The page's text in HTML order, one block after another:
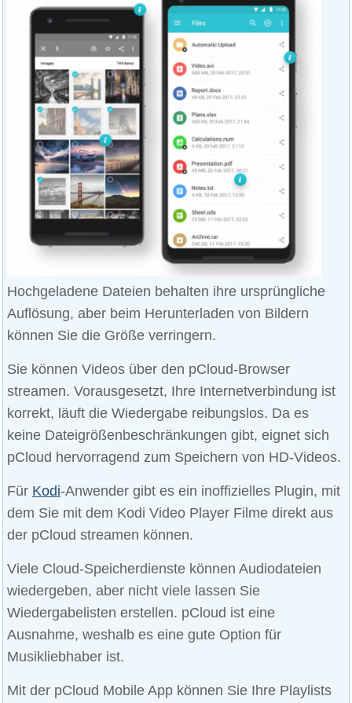
Hochgeladene Dateien behalten ihre ursprüngliche
Auflösung, aber beim Herunterladen von Bildern
können Sie die Größe verringern.
Sie können Videos über den pCloud-Browser
streamen. Vorausgesetzt, Ihre Internetverbindung ist
korrekt, läuft die Wiedergabe reibungslos. Da es
keine Dateigrößenbeschränkungen gibt, eignet sich
pCloud hervorragend zum Speichern von HD-Videos.
Für Kodi-Anwender gibt es ein inoffizielles Plugin, mit
dem Sie mit dem Kodi Video Player Filme direkt aus
der pCloud streamen können.
Viele Cloud-Speicherdienste können Audiodateien
wiedergeben, aber nicht viele lassen Sie
Wiedergabelisten erstellen. pCloud ist eine
Ausnahme, weshalb es eine gute Option für
Musikliebhaber ist.
Mit der pCloud Mobile App können Sie Ihre Playlists